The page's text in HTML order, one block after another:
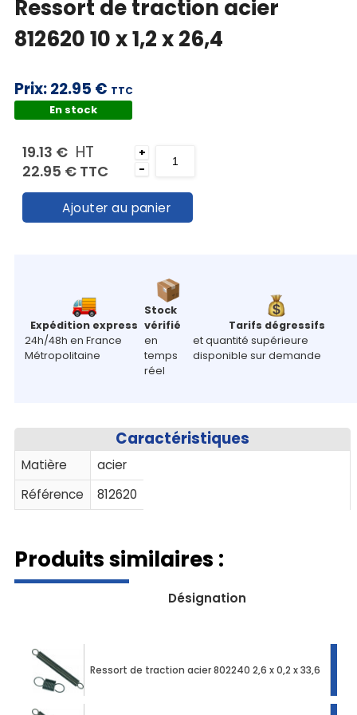
Mon
panier
Ressort de traction acier
812620 10 x 1,2 x 26,4
Prix:22.95 € TTC
En stock
19.13 € HT
22.95 € TTC
+
-
Ajouter au panier
Expédition express
24h/48h en France
Métropolitaine
Stock
vérifié
en
temps
réel
Tarifs dégressifs
et quantité supérieure
disponible sur demande
Caractéristiques
Matière
acier
Référence
812620
Produits similaires :
Désignation
Ressort de traction acier 802240 2,6 x 0,2 x 33,6